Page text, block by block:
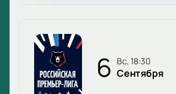
6 вс, 18:30
Сентября